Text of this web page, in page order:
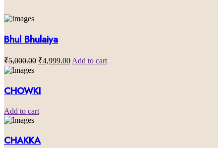
Bhul Bhulaiya
₹5,000.00 ₹4,999.00 Add to cart
CHOWKI
Add to cart
CHAKKA